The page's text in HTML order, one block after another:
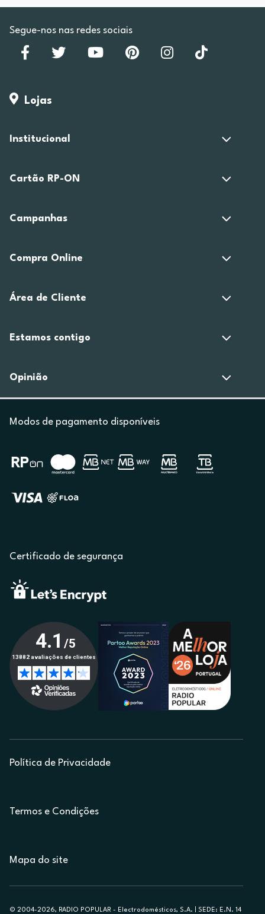
Segue-nos nas redes sociais
Lojas
Institucional
Cartão RP-ON
Campanhas
Compra Online
Área de Cliente
Estamos contigo
Opinião
Modos de pagamento disponíveis
Certificado de segurança
Política de Privacidade
Termos e Condições
Mapa do site
© 2004-2026, RADIO POPULAR - Electrodomésticos, S.A. | SEDE: E.N. 14